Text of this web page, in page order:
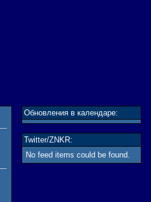
Обновления в календаре:
Twitter/ZNKR:
No feed items could be found.